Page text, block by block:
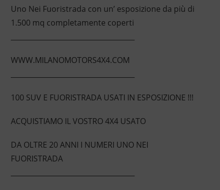
Uno Nei Fuoristrada con un’ esposizione da più di
1.500 mq completamente coperti
WWW.MILANOMOTORS4X4.COM
100 SUV E FUORISTRADA USATI IN ESPOSIZIONE !!!
ACQUISTIAMO IL VOSTRO 4X4 USATO
DA OLTRE 20 ANNI I NUMERI UNO NEI
FUORISTRADA